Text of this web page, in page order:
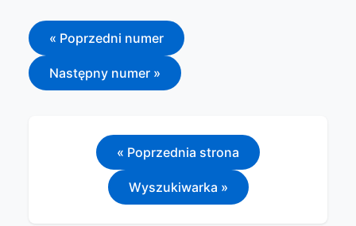
« Poprzedni numer
Następny numer »
« Poprzednia strona
Wyszukiwarka »